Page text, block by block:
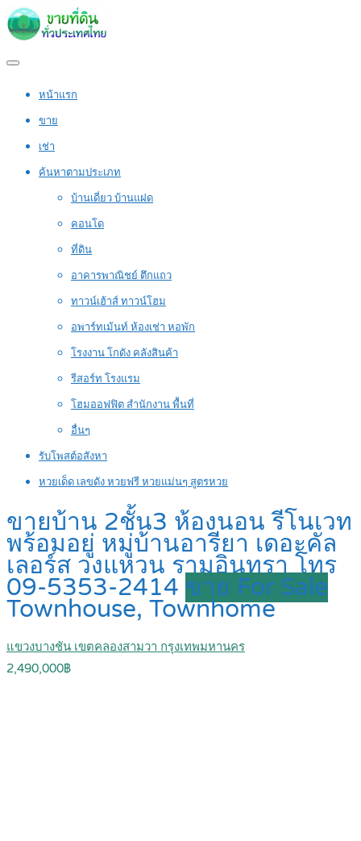
หน้าแรก
ขาย
เช่า
ค้นหาตามประเภท
บ้านเดี่ยว บ้านแฝด
คอนโด
ที่ดิน
อาคารพาณิชย์ ตึกแถว
ทาวน์เฮ้าส์ ทาวน์โฮม
อพาร์ทเม้นท์ ห้องเช่า หอพัก
โรงงาน โกดัง คลังสินค้า
รีสอร์ท โรงแรม
โฮมออฟฟิต สำนักงาน พื้นที่
อื่นๆ
รับโพสต์อสังหา
หวยเด็ด เลขดัง หวยฟรี หวยแม่นๆ สูตรหวย
ขายบ้าน 2ชั้น3 ห้องนอน รีโนเวท
พร้อมอยู่ หมู่บ้านอารียา เดอะคัล
เลอร์ส วงแหวน รามอินทรา โทร
09-5353-2414 ขาย For Sale
Townhouse, Townhome
แขวงบางชัน เขตคลองสามวา กรุงเทพมหานคร
2,490,000฿